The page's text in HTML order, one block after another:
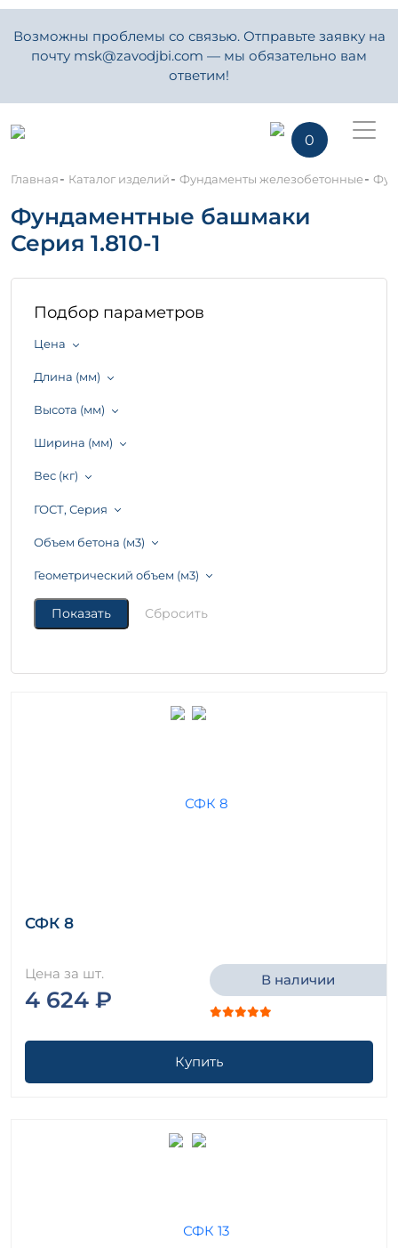
Возможны проблемы со связью. Отправьте заявку на
почту msk@zavodjbi.com — мы обязательно вам
ответим!
0
Главная- Каталог изделий- Фундаменты железобетонные-
Фундаментные башмаки
Серия 1.810-1
Подбор параметров
Цена
Длина (мм)
Высота (мм)
Ширина (мм)
Вес (кг)
ГОСТ, Серия
Объем бетона (м3)
Геометрический объем (м3)
СФК 8
Цена за шт.
4 624 ₽
В наличии
Купить